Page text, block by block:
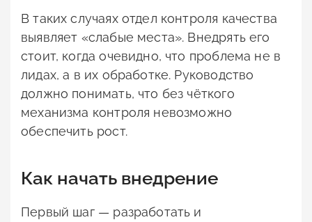
В таких случаях отдел контроля качества
выявляет «слабые места». Внедрять его
стоит, когда очевидно, что проблема не в
лидах, а в их обработке. Руководство
должно понимать, что без чёткого
механизма контроля невозможно
обеспечить рост.
Как начать внедрение
Первый шаг — разработать и